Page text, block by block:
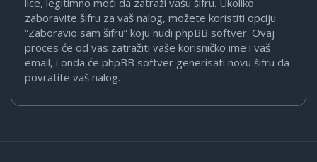
lice, legitimno moći da zatraži vašu šifru. Ukoliko
zaboravite šifru za vaš nalog, možete koristiti opciju
“Zaboravio sam šifru” koju nudi phpBB softver. Ovaj
proces će od vas zatražiti vaše korisničko ime i vaš
email, i onda će phpBB softver generisati novu šifru da
povratite vaš nalog.